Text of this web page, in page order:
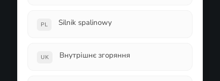
PL Silnik spalinowy
UK Внутрішнє згоряння